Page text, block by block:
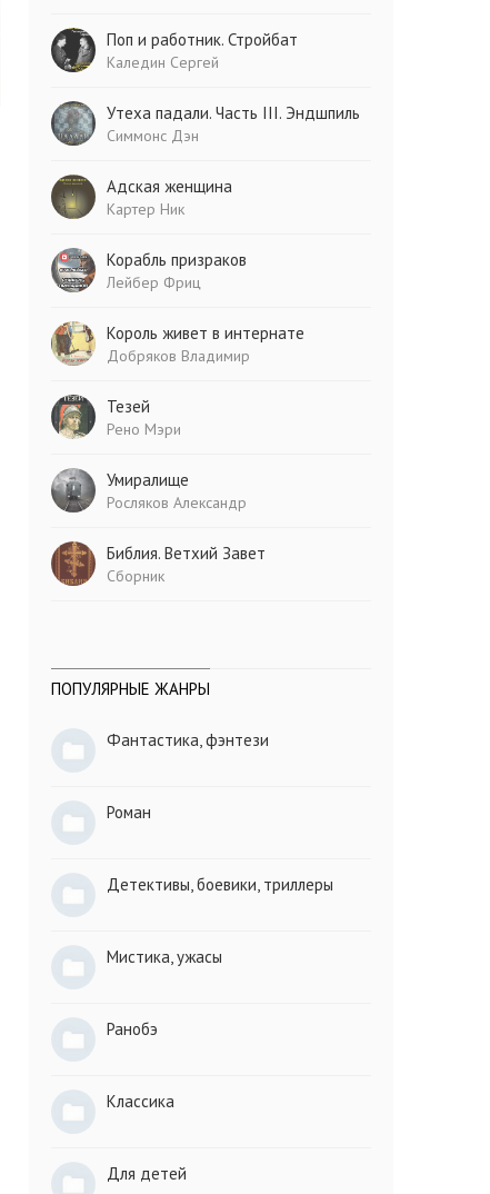
Поп и работник. Стройбат
Каледин Сергей
Утеха падали. Часть III. Эндшпиль
Симмонс Дэн
Адская женщина
Картер Ник
Корабль призраков
Лейбер Фриц
Король живет в интернате
Добряков Владимир
Тезей
Рено Мэри
Умиралище
Росляков Александр
Библия. Ветхий Завет
Сборник
ПОПУЛЯРНЫЕ ЖАНРЫ
Фантастика, фэнтези
Роман
Детективы, боевики, триллеры
Мистика, ужасы
Ранобэ
Классика
Для детей